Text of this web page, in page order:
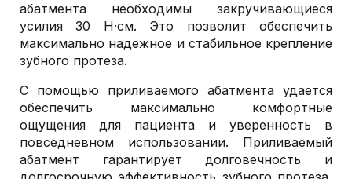
абатмента необходимы закручивающиеся
усилия 30 Н·см. Это позволит обеспечить
максимально надежное и стабильное крепление
зубного протеза.
С помощью приливаемого абатмента удается
обеспечить максимально комфортные
ощущения для пациента и уверенность в
повседневном использовании. Приливаемый
абатмент гарантирует долговечность и